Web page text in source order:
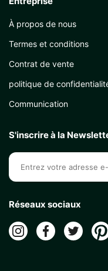
À propos de nous
Termes et conditions
Contrat de vente
politique de
Communication
S'inscrire à la
Réseaux sociaux